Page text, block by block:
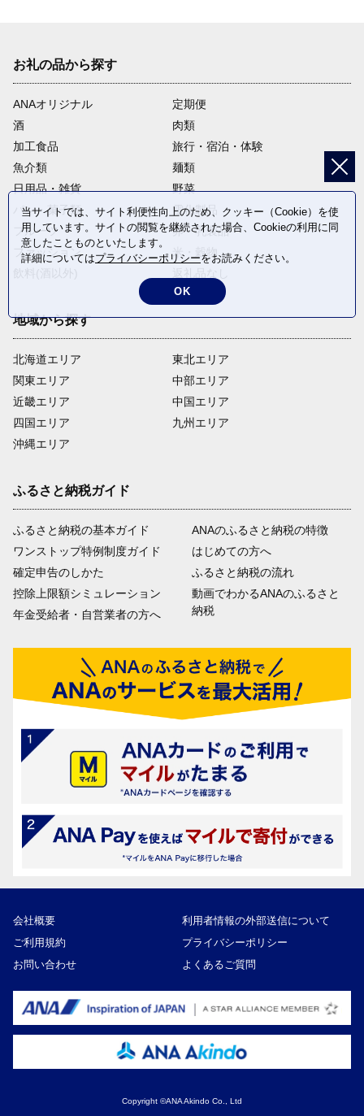
お礼の品から探す
ANAオリジナル
定期便
酒
肉類
加工食品
旅行・宿泊・体験
魚介類
麺類
日用品・雑貨
野菜
パン・菓子類
電化製品
フルーツ
卵・乳製品
ファッション
米・穀物
地域から探す
北海道エリア
関東エリア
近畿エリア
四国エリア
沖縄エリア
東北エリア
中部エリア
中国エリア
九州エリア
ふるさと納税ガイド
ふるさと納税の基本ガイド
ワンストップ特例制度ガイド
確定申告のしかた
控除上限額シミュレーション
年金受給者・自営業者の方へ
ANAのふるさと納税の特徴
はじめての方へ
ふるさと納税の流れ
動画でわかるANAのふるさと
納税
会社概要
利用者情報の外部送信について
ご利用規約
プライバシーポリシー
お問い合わせ
よくあるご質問
Copyright ©ANA Akindo Co., Ltd
当サイトでは、サイト利便性向上のため、クッキー（Cookie）を使
用しています。サイトの閲覧を継続された場合、Cookieの利用に同
意したことものといたします。
詳細についてはプライバシーポリシーをお読みください。
OK